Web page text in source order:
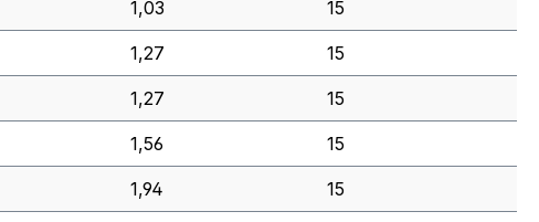
1,03 15
1,27 15
1,27 15
1,56 15
1,94 15